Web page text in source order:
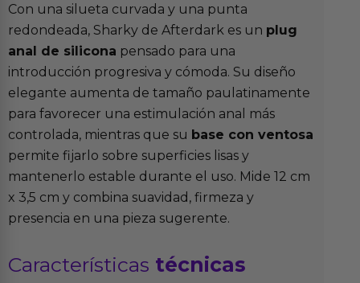
Con una silueta curvada y una punta
redondeada, Sharky de Afterdark es un plug
anal de silicona pensado para una
introducción progresiva y cómoda. Su diseño
elegante aumenta de tamaño paulatinamente
para favorecer una estimulación anal más
controlada, mientras que su base con ventosa
permite fijarlo sobre superficies lisas y
mantenerlo estable durante el uso. Mide 12 cm
x 3,5 cm y combina suavidad, firmeza y
presencia en una pieza sugerente.
Características técnicas